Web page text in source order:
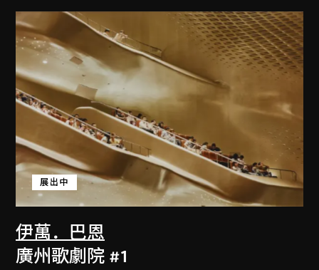
伊萬．巴恩
展出中
廣州歌劇院 #1